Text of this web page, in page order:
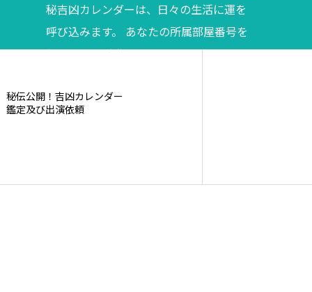
秘吉凶カレンダーは、日々の生活に運を
呼び込みます。 あなたの所属部屋番号を
調べてからご購入ください。
秘伝公開！吉凶カレンダー
鑑定及び出演依頼